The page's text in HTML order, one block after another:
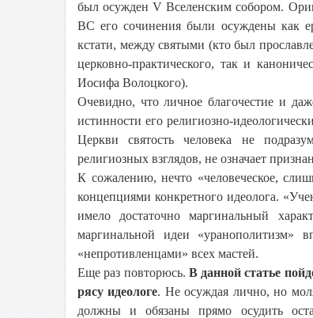
был осужден V Вселенским собором.
ВС его сочинения были осуждены как
кстати, между святыми (кто был
церковно-практического, так и
Иосифа Волоцкого).
Очевидно, что личное благочестие и
истинности его религиозно-
Церкви святость человека не
религиозных взглядов, не означает
К сожалению, нечто «человеческое,
концепциями конкретного идеолога.
имело достаточно маргинальный
маргинальной идеи «уранополитизм»
«непротивленцами» всех мастей.
Еще раз повторюсь. В данной статье
рясу идеологе. Не осуждая лично, но
должны и обязаны прямо осудить